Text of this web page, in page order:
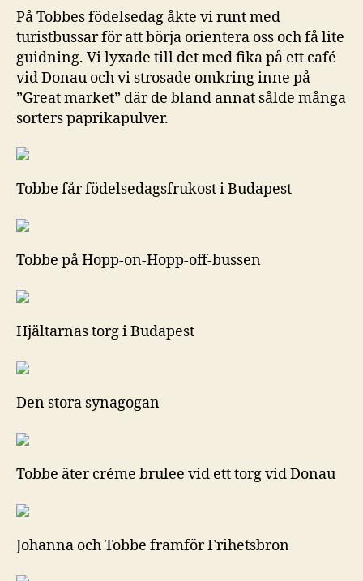
På Tobbes födelsedag åkte vi runt med
turistbussar för att börja orientera oss och få lite
guidning. Vi lyxade till det med fika på ett café
vid Donau och vi strosade omkring inne på
”Great market” där de bland annat sålde många
sorters paprikapulver.
Tobbe får födelsedagsfrukost i Budapest
Tobbe på Hopp-on-Hopp-off-bussen
Hjältarnas torg i Budapest
Den stora synagogan
Tobbe äter créme brulee vid ett torg vid Donau
Johanna och Tobbe framför Frihetsbron